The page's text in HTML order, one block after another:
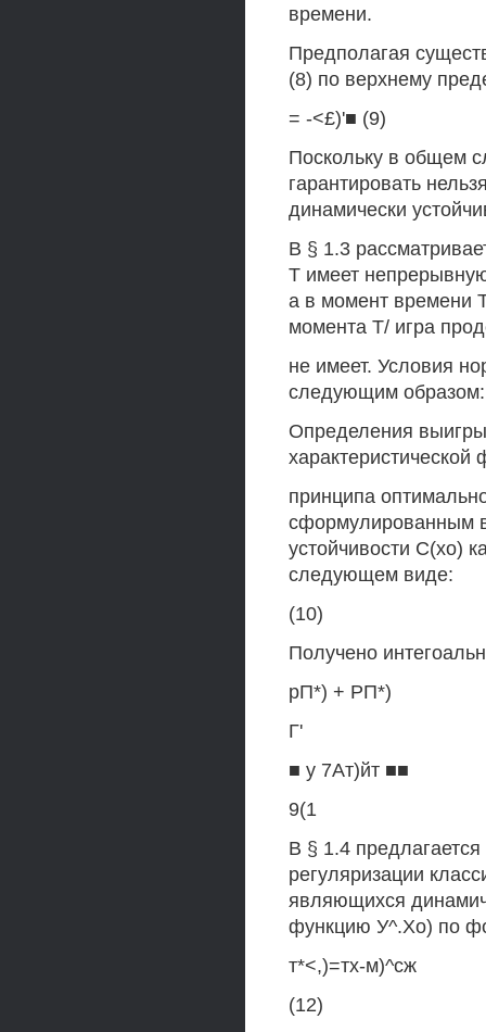
времени.
Предполагая
(8) по верхнему
= -<£)'■ (9)
Поскольку в общем
гарантировать
динамически
В § 1.3
Т имеет
а в момент времени
момента Т/ игра
не имеет. Условия
следующим
Определения
принципа
сформулированным
устойчивости С(хо)
следующем виде:
(10)
Получено
рП*) + РП*)
Г'
■ у 7Ат)йт ■■
9(1
В § 1.4
регуляризации
являющихся
функцию У^.Хо) по
т*<,)=тх-м)^сж
(12)